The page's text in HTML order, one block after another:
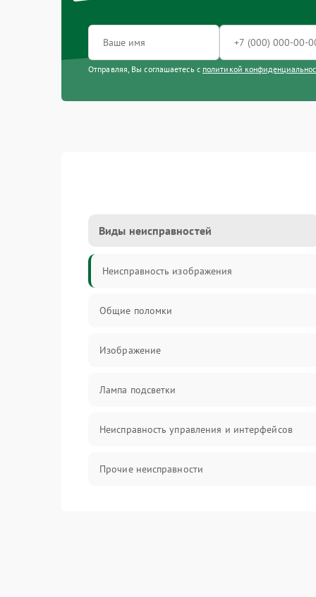
Отправляя, Вы соглашаетесь с политикой
Виды неисправностей
Неисправность изображения
Общие поломки
Изображение
Лампа подсветки
Неисправность управления и интерфейсов
Прочие неисправности